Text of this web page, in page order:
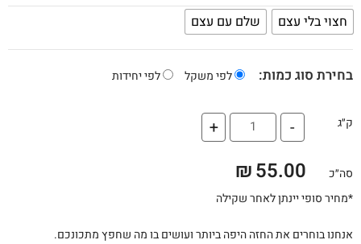
חצוי בלי עצם שלם עם עצם
בחירת סוג כמות: לפי משקל לפי יחידות
ק״ג -
+
סה״כ 55.00
₪
*מחיר סופי יינתן לאחר שקילה
אנחנו בוחרים את החזה היפה ביותר ועושים בו מה שחפץ מתכונכם.